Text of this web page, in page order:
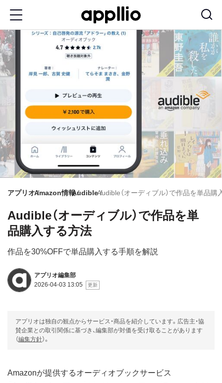
ン
コ
ン
に
移
動
アプリオAmazon情報AudibleAudible（オーディブル）で作品を単品
Audible（オーディブル）で作品を単
品購入する方法
作品を30%OFFで単品購入する手順を解説
アプリオ編集部
2026-04-03 13:05
アプリオは独自の観点からサービス・商品を紹介しています。広告主・協
賛企業との取引関係に基づき、編集部が対価を受け取ることがあります
（編集方針）。
Amazonが提供するオーディオブックサービス